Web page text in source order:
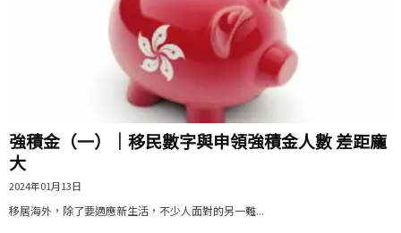
強積金（一）｜移民數字與申領強積金人數 差距龐
大
2024年01月13日
移居海外，除了要適應新生活，不少人面對的另一難...